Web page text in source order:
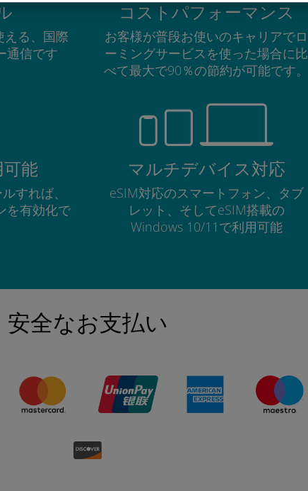
える、国際
通信です
コストパフォーマンス
お客様が普段お使いのキャリアでロ
ーミングサービスを使った場合に比
べて最大で90％の節約が可能です。
能
すれば、
を有効化で
マルチデバイス対応
eSIM対応のスマートフォン、タブ
レット、そしてeSIM搭載の
Windows 10/11で利用可能
安全なお支払い